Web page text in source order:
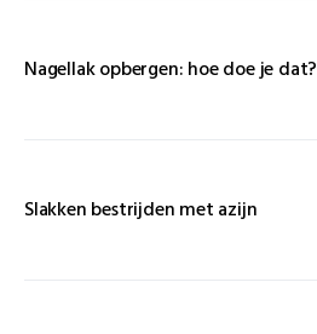
Nagellak opbergen: hoe doe je dat?
Slakken bestrijden met azijn